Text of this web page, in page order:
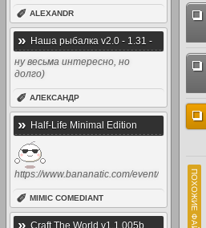
ПОХОЖИЕ ФАЙЛЫ:
✐ ALEXANDR
» Наша рыбалка v2.0 - 1.31 -
Симулятор рыбалки (2015 -
2014, Rus)
ну весьма интересно, но
долго)
✐ АЛЕКСАНДР
» Half-Life Minimal Edition
https://www.bananatic.com/event/
✐ MIMIC COMEDIANT
» Craft The World v1.1.005b